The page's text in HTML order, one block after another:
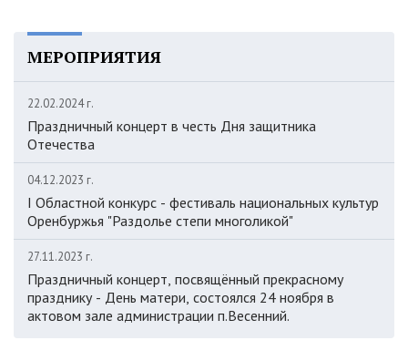
МЕРОПРИЯТИЯ
22.02.2024 г.
Праздничный концерт в честь Дня защитника
Отечества
04.12.2023 г.
I Областной конкурс - фестиваль национальных культур
Оренбуржья "Раздолье степи многоликой"
27.11.2023 г.
Праздничный концерт, посвящённый прекрасному
празднику - День матери, состоялся 24 ноября в
актовом зале администрации п.Весенний.